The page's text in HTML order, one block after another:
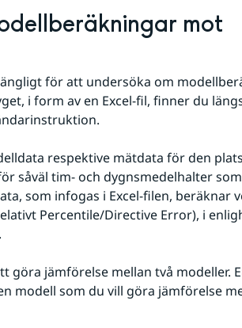
mot
för att undersöka om
i form av en Excel-fil, finner du
respektive mätdata för den
såväl tim- och dygnsmedelhalter som
som infogas i Excel-filen, beräknar
Percentile/Directive Error), i
göra jämförelse mellan två modeller.
modell som du vill göra jämförelse